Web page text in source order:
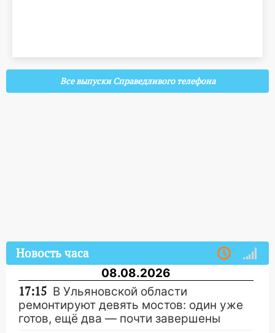
Все выпуски Справедливого телефона
Новость часа
08.08.2026
17:15 В Ульяновской области
ремонтируют девять мостов: один уже
готов, ещё два — почти завершены